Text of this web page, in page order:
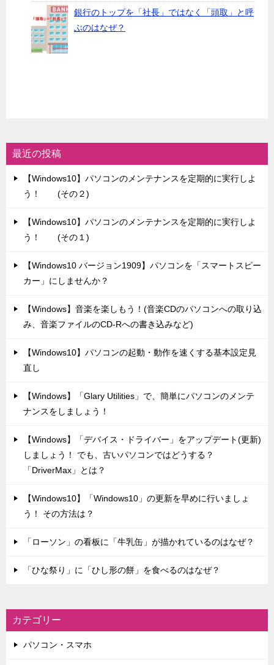
銀行のトップを「社長」ではなく「頭取」と呼
ぶのはなぜ？
最近の投稿
【Windows10】パソコンのメンテナンスを定期的に実行しよ
う！ (その２)
【Windows10】パソコンのメンテナンスを定期的に実行しよ
う！ (その１)
【Windows10 バージョン1909】パソコンを「スマートスピー
カー」にしませんか？
【Windows】音楽を楽しもう！(音楽CDのパソコンへの取り込
み、音楽ファイルのCD-Rへの書き込みなど)
【Windows10】パソコンの起動・動作を速くする基本設定見
直し
【Windows】「Glary Utilities」で、簡単にパソコンのメンテ
ナンスをしましょう！
【Windows】「デバイス・ドライバー」をアップデート(更新)
しましょう！ でも、古いパソコンではどうする？
「DriverMax」とは？
【Windows10】「Windows10」の更新を早めに行いましょ
う！ その方法は？
「ローソン」の看板に「牛乳缶」が描かれているのはなぜ？
「ひな祭り」に「ひし形の餅」を食べるのはなぜ？
カテゴリー
パソコン・スマホ